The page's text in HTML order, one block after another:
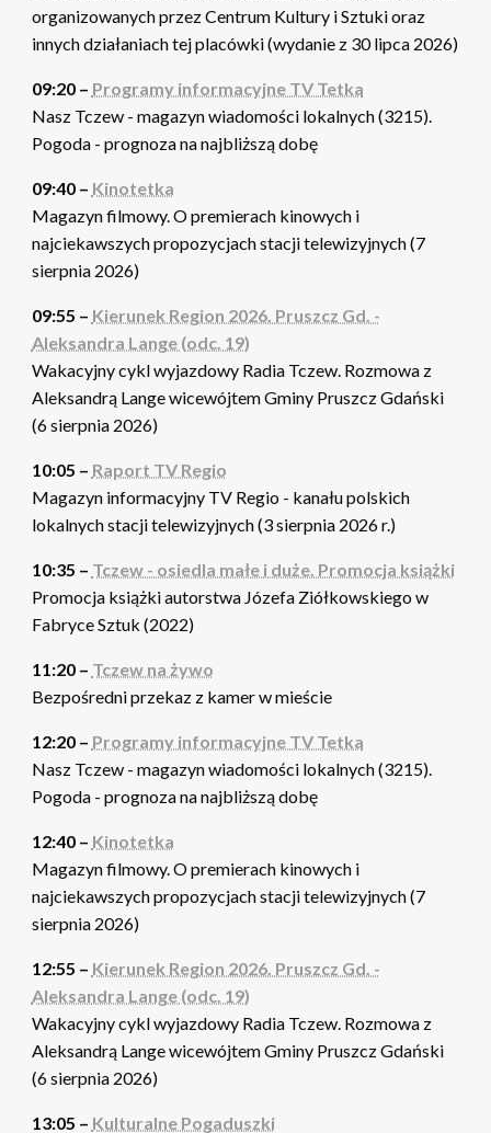
organizowanych przez Centrum Kultury i Sztuki oraz
innych działaniach tej placówki (wydanie z 30 lipca 2026)
09:20 – Programy informacyjne TV Tetka
Nasz Tczew - magazyn wiadomości lokalnych (3215).
Pogoda - prognoza na najbliższą dobę
09:40 – Kinotetka
Magazyn filmowy. O premierach kinowych i
najciekawszych propozycjach stacji telewizyjnych (7
sierpnia 2026)
09:55 – Kierunek Region 2026. Pruszcz Gd. -
Aleksandra Lange (odc. 19)
Wakacyjny cykl wyjazdowy Radia Tczew. Rozmowa z
Aleksandrą Lange wicewójtem Gminy Pruszcz Gdański
(6 sierpnia 2026)
10:05 – Raport TV Regio
Magazyn informacyjny TV Regio - kanału polskich
lokalnych stacji telewizyjnych (3 sierpnia 2026 r.)
10:35 – Tczew - osiedla małe i duże. Promocja książki
Promocja książki autorstwa Józefa Ziółkowskiego w
Fabryce Sztuk (2022)
11:20 – Tczew na żywo
Bezpośredni przekaz z kamer w mieście
12:20 – Programy informacyjne TV Tetka
Nasz Tczew - magazyn wiadomości lokalnych (3215).
Pogoda - prognoza na najbliższą dobę
12:40 – Kinotetka
Magazyn filmowy. O premierach kinowych i
najciekawszych propozycjach stacji telewizyjnych (7
sierpnia 2026)
12:55 – Kierunek Region 2026. Pruszcz Gd. -
Aleksandra Lange (odc. 19)
Wakacyjny cykl wyjazdowy Radia Tczew. Rozmowa z
Aleksandrą Lange wicewójtem Gminy Pruszcz Gdański
(6 sierpnia 2026)
13:05 – Kulturalne Pogaduszki